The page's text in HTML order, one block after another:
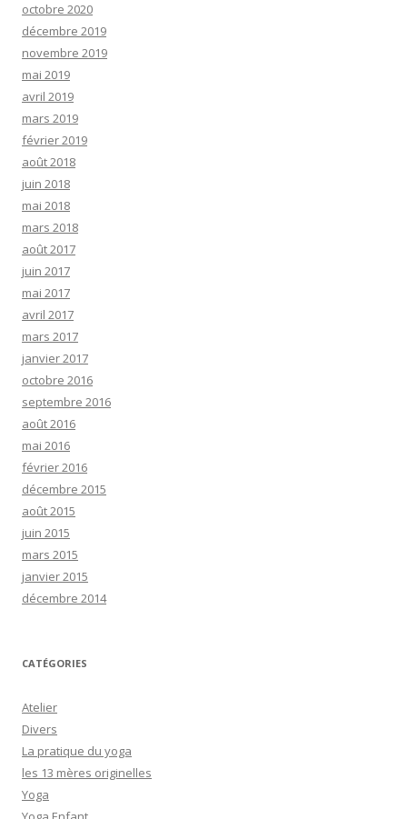
octobre 2020
décembre 2019
novembre 2019
mai 2019
avril 2019
mars 2019
février 2019
août 2018
juin 2018
mai 2018
mars 2018
août 2017
juin 2017
mai 2017
avril 2017
mars 2017
janvier 2017
octobre 2016
septembre 2016
août 2016
mai 2016
février 2016
décembre 2015
août 2015
juin 2015
mars 2015
janvier 2015
décembre 2014
CATÉGORIES
Atelier
Divers
La pratique du yoga
les 13 mères originelles
Yoga